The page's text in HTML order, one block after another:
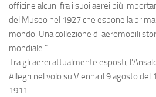
officine alcuni fra i suoi aerei più
del Museo nel 1927 che espone la
mondo. Una collezione di aeromobili
mondiale.”
Tra gli aerei attualmente esposti, l’
Allegri nel volo su Vienna il 9 agosto del
1911.